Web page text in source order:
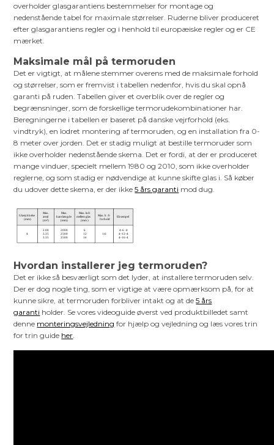
overholder glasgarantiens bestemmelser for montage og
nedenstående tabel for maximale størrelser. Ruderne bliver produceret
efter glasgarantiens regler og i henhold til europæiske regler og er CE
mærket.
Maksimale mål på termoruden
Det er vigtigt, at målene stemmer overens med de maksimale forhold
og størrelser, som er fremvist i tabellen nedenfor, hvis du skal opnå
garanti på ruden. Tabellen giver et overblik over de regler og
begrænsninger, som de forskellige termorudekombinationer har.
Beregningerne i tabellen er baseret på danske vejrforhold (eks.
vindtryk), en lodret montering af termoruden, og en installation fra 0-
8 meter over jorden. Det er stadig muligt at bestille termoruder som
ikke overholder nedenstående skema. Det er fordi, at der er produceret
mange vinduer, specielt mellem 1980 og 2010, som ikke overholder
reglerne, og som stadig er nødvendige at kunne skifte glas i. Så køber
du udover dette skema, er der ikke5 års garanti mod dug.
Hvordan installerer jeg termoruden?
Det er ikke så besværligt som det lyder, at installere termoruden selv.
Der er dog nogle ting, som er vigtige at være opmærksom på, for at
kunne sikre, at termoruden forbliver intakt og at de5 års
garanti holder. Se vores videoguide øverst ved produktbilledet samt
denne monteringsvejledning for hjælp og vejledning og læs vores trin
for trin guide her